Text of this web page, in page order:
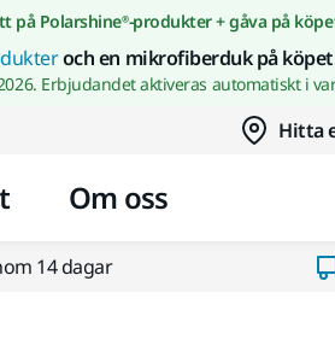
Gå till innehållet
på Polarshine®-produkter + gåva på
och en mikrofiberduk på
Erbjudandet aktiveras automatiskt i
Hitta
Om oss
14 dagar